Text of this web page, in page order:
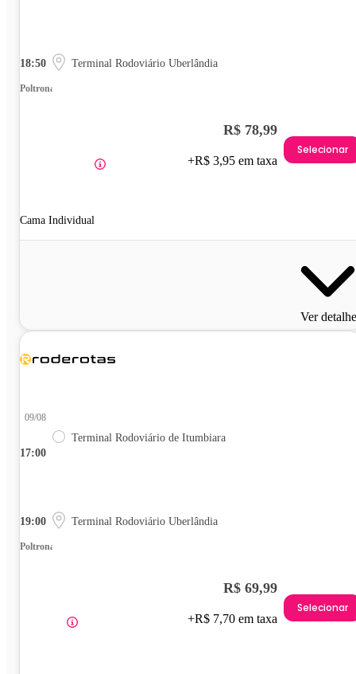
18:50 Terminal Rodoviário Uberlândia
Poltrona
Cama Individual
R$ 78,99
+R$ 3,95 em taxa
Selecionar
Ver
17:00
09/08
Terminal Rodoviário de Itumbiara
19:00 Terminal Rodoviário Uberlândia
Poltrona
R$ 69,99
+R$ 7,70 em taxa
Selecionar